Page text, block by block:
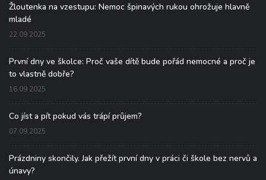
Žloutenka na vzestupu: Nemoc špinavých rukou ohrožuje hlavně
mladé
22.09.2025
První dny ve školce: Proč vaše dítě bude pořád nemocné a proč je
to vlastně dobře?
16.09.2025
Co jíst a pít pokud vás trápí průjem?
07.09.2025
Prázdniny skončily. Jak přežít první dny v práci či škole bez nervů a
únavy?